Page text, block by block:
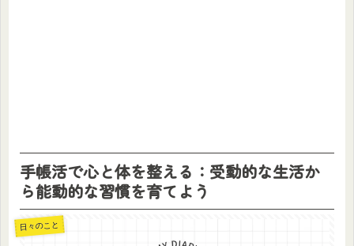
手帳活で心と体を整える：受動的な生活か
ら能動的な習慣を育てよう
日々のこと